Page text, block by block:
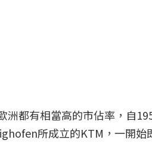
洲都有相當高的市佔率，自
所成立的KTM，一開始